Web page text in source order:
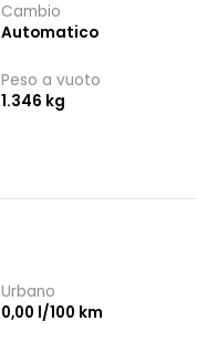
Cambio
Automatico
Peso a vuoto
1.346 kg
Urbano
0,00 l/100 km